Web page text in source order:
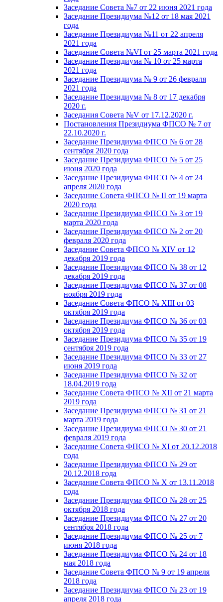
Заседание Совета №7 от 22 июня 2021 года
Заседание Президиума №12 от 18 мая 2021
года
Заседание Президиума №11 от 22 апреля
2021 года
Заседание Совета №VI от 25 марта 2021 года
Заседание Президиума № 10 от 25 марта
2021 года
Заседание Президиума № 9 от 26 февраля
2021 года
Заседание Президиума № 8 от 17 декабря
2020 г.
Заседания Совета №V от 17.12.2020 г.
Постановления Президиума ФПСО № 7 от
22.10.2020 г.
Заседание Президиума ФПСО № 6 от 28
сентября 2020 года
Заседание Президиума ФПСО № 5 от 25
июня 2020 года
Заседание Президиума ФПСО № 4 от 24
апреля 2020 года
Заседание Совета ФПСО № II от 19 марта
2020 года
Заседание Президиума ФПСО № 3 от 19
марта 2020 года
Заседание Президиума ФПСО № 2 от 20
февраля 2020 года
Заседание Совета ФПСО № XIV от 12
декабря 2019 года
Заседание Президиума ФПСО № 38 от 12
декабря 2019 года
Заседание Президиума ФПСО № 37 от 08
ноября 2019 года
Заседание Совета ФПСО № XIII от 03
октября 2019 года
Заседание Президиума ФПСО № 36 от 03
октября 2019 года
Заседание Президиума ФПСО № 35 от 19
сентября 2019 года
Заседание Президиума ФПСО № 33 от 27
июня 2019 года
Заседание Президиума ФПСО № 32 от
18.04.2019 года
Заседание Совета ФПСО № XII от 21 марта
2019 года
Заседание Президиума ФПСО № 31 от 21
марта 2019 года
Заседание Президиума ФПСО № 30 от 21
февраля 2019 года
Заседание Совета ФПСО № XI от 20.12.2018
года
Заседание Президиума ФПСО № 29 от
20.12.2018 года
Заседание Совета ФПСО № X от 13.11.2018
года
Заседание Президиума ФПСО № 28 от 25
октября 2018 года
Заседание Президиума ФПСО № 27 от 20
сентября 2018 года
Заседание Президиума ФПСО № 25 от 7
июня 2018 года
Заседание Президиума ФПСО № 24 от 18
мая 2018 года
Заседание Совета ФПСО № 9 от 19 апреля
2018 года
Заседание Президиума ФПСО № 23 от 19
апреля 2018 года